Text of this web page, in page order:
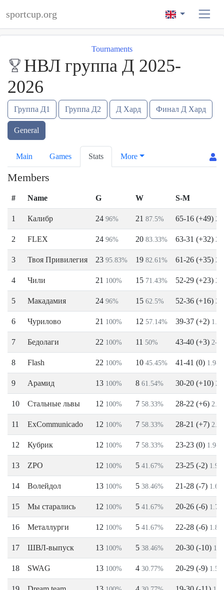
sportcup.org
Tournaments
НВЛ группа Д 2025-
2026
Группа Д1 Группа Д2 Д Хард Финал Д Хард
General
Main Games Stats More
Members
# Name G W S-M
1 Калибр 24 96% 21 87.5% 65-16 (+49)
2 FLEX 24 96% 20 83.33% 63-31 (+32)
3 Твоя Привилегия 23 95.83% 19 82.61% 61-26 (+35)
4 Чили 21 100% 15 71.43% 52-29 (+23)
5 Макадамия 24 96% 15 62.5% 52-36 (+16)
6 Чурилово 21 100% 12 57.14% 39-37 (+2)
7 Бедолаги 22 100% 11 50% 43-40 (+3) 2-
8 Flash 22 100% 10 45.45% 41-41 (0) 1.9-
9 Арамид 13 100% 8 61.54% 30-20 (+10)
10 Стальные львы 12 100% 7 58.33% 28-22 (+6)
11 ExCommunicado 12 100% 7 58.33% 28-21 (+7)
12 Кубрик 12 100% 7 58.33% 23-23 (0) 1.9-
13 ZPO 12 100% 5 41.67% 23-25 (-2) 1.9-
14 Волейдол 13 100% 5 38.46% 21-28 (-7) 1.6-
15 Мы старались 12 100% 5 41.67% 20-26 (-6) 1.7-
16 Металлурги 12 100% 5 41.67% 22-28 (-6) 1.8-
17 ШВЛ-выпуск 13 100% 5 38.46% 20-30 (-10)
18 SWAG 13 100% 4 30.77% 20-29 (-9) 1.5-